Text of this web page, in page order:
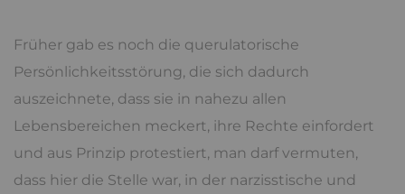
Früher gab es noch die querulatorische
Persönlichkeitsstörung, die sich dadurch
auszeichnete, dass sie in nahezu allen
Lebensbereichen meckert, ihre Rechte einfordert
und aus Prinzip protestiert, man darf vermuten,
dass hier die Stelle war, in der narzisstische und